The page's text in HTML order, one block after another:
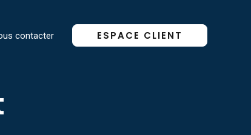
contacter ESPACE CLIENT